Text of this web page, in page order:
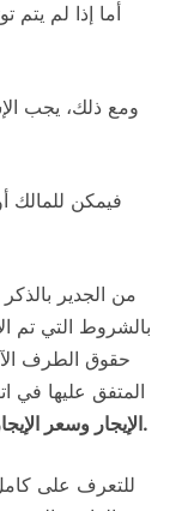
أما إذا لم يتم
ومع ذلك، يجب
فيمكن للمالك
من الجدير
بالشروط التي تم
حقوق الطرف
المتفق عليها في
الإيجار وسعر الإيجار المطلوب مقابل استخدام العقار المؤجر.
للتعرف على